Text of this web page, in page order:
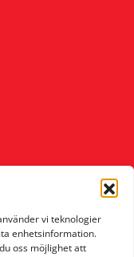
vi teknologier
enhetsinformation.
oss möjlighet att